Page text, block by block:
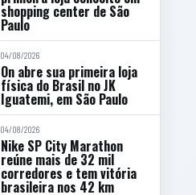
shopping center de São
Paulo
04/08/2026
On abre sua primeira loja
física do Brasil no JK
Iguatemi, em São Paulo
04/08/2026
Nike SP City Marathon
reúne mais de 32 mil
corredores e tem vitória
brasileira nos 42 km